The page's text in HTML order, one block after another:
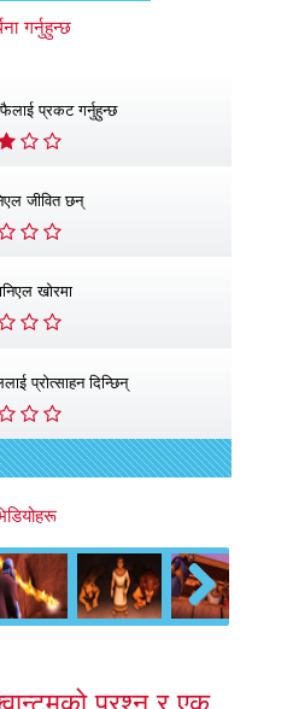
गर्नुहुन्छ
प्रकट गर्नुहुन्छ
जीवित छन्
खाेरमा
प्रोत्साहन दिन्छिन्
Next